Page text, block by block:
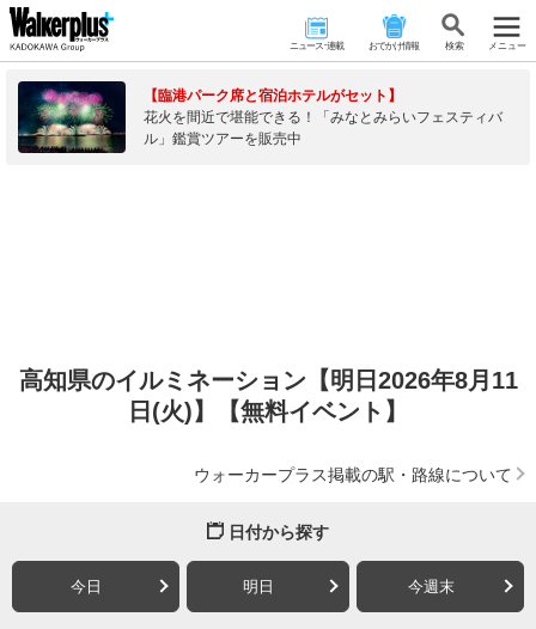
ニュース･連載 おでかけ情報 検 索 メニュー
【臨港パーク席と宿泊ホテルがセット】
花火を間近で堪能できる！「みなとみらいフェスティバ
ル」鑑賞ツアーを販売中
高知県のイルミネーション【明日2026年8月11
日(火)】【無料イベント】
ウォーカープラス掲載の駅・路線について
日付から探す
今日 明日 今週末